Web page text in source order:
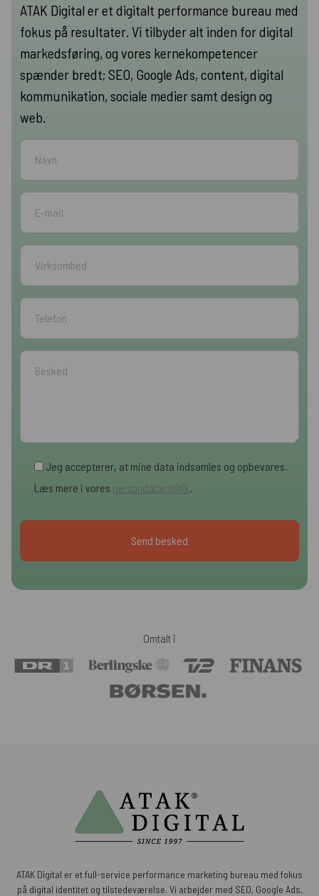
ATAK Digital er et digitalt performance bureau med
fokus på resultater. Vi tilbyder alt inden for digital
markedsføring, og vores kernekompetencer
spænder bredt; SEO, Google Ads, content, digital
kommunikation, sociale medier samt design og
web.
Jeg accepterer, at mine data indsamles og opbevares.
Læs mere i vores persondatapolitik.
Omtalt i
ATAK Digital er et full-service performance marketing bureau med fokus
på digital identitet og tilstedeværelse. Vi arbejder med SEO, Google Ads,